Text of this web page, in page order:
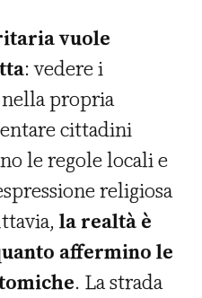
vuole
: vedere i
propria
cittadini
le regole locali e
religiosa
la realtà è
affermino le
. La strada